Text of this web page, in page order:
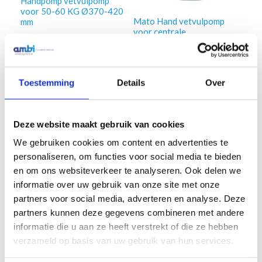
Toestemming Details Over
Deze website maakt gebruik van cookies
We gebruiken cookies om content en advertenties te
personaliseren, om functies voor social media te bieden
en om ons websiteverkeer te analyseren. Ook delen we
informatie over uw gebruik van onze site met onze
partners voor social media, adverteren en analyse. Deze
partners kunnen deze gegevens combineren met andere
informatie die u aan ze heeft verstrekt of die ze hebben
verzameld op basis van uw gebruik van hun services.
voor 50-60 KG Ø370-420
mm
€290,00 Excl. btw
Mato Hand vetvulpomp
voor centrale
smeersystemen met
€310,60 Excl. btw